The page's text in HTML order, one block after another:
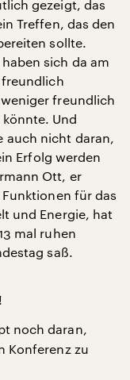
gezeigt, das
Treffen, das den
sollte.
sich da am
freundlich
freundlich
Und
auch nicht daran,
Erfolg werden
Ott, er
für das
und Energie, hat
mal ruhen
saß.
noch daran,
Konferenz zu